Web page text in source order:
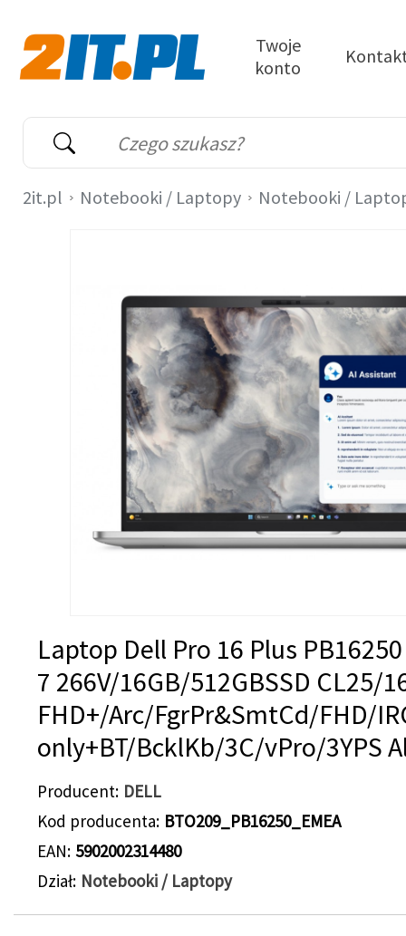
Wyszukiwarka
Słowo kluczowe
Twoje
konto
2it.pl Notebooki / Laptopy Notebooki /
Laptop Dell Pro 16 Plus
7 266V/16GB/512GBSSD CL25/
FHD+/Arc/FgrPr&SmtCd/FHD/
only+BT/BcklKb/3C/vPro/3YPS
Producent DELL
Kod producenta BTO209_PB16250_EMEA
EAN 5902002314480
Dział Notebooki / Laptopy